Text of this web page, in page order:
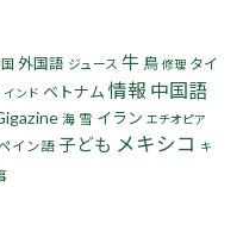
外国語 ジュース 牛 鳥 修理 タイ
インド ベトナム 情報 中国語
海 雪 イラン エチオピア
イン語 子ども メキシコ キ